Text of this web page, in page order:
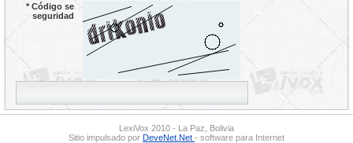
*Código se
seguridad
LexiVox 2010 - La Paz, Bolivia
Sitio impulsado por DeveNet.Net - software para Internet